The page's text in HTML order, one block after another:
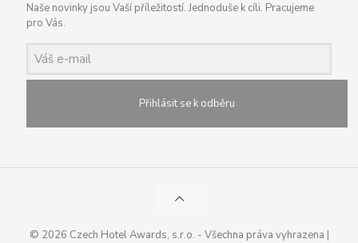
Naše novinky jsou Vaší příležitostí. Jednoduše k cíli. Pracujeme
pro Vás.
Přihlásit se k odběru
© 2026 Czech Hotel Awards, s.r.o. - Všechna práva vyhrazena |